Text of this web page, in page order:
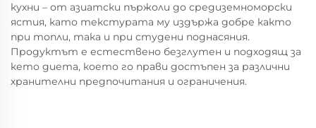
кухни – от азиатски пържоли до средиземноморски
ястия, като текстурата му издържа добре както
при топли, така и при студени поднасяния.
Продуктът е естествено безглутен и подходящ за
кето диета, което го прави достъпен за различни
хранителни предпочитания и ограничения.